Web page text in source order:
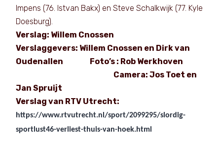
Impens (76. Istvan Bakx) en Steve Schalkwijk (77. Kyle
Doesburg).
Verslag: Willem Cnossen
Verslaggevers: Willem Cnossen en Dirk van
Oudenallen Foto’s : Rob Werkhoven
Camera: Jos Toet en
Jan Spruijt
Verslag van RTV Utrecht:
https://www.rtvutrecht.nl/sport/2099295/slordig-
sportlust46-verliest-thuis-van-hoek.html